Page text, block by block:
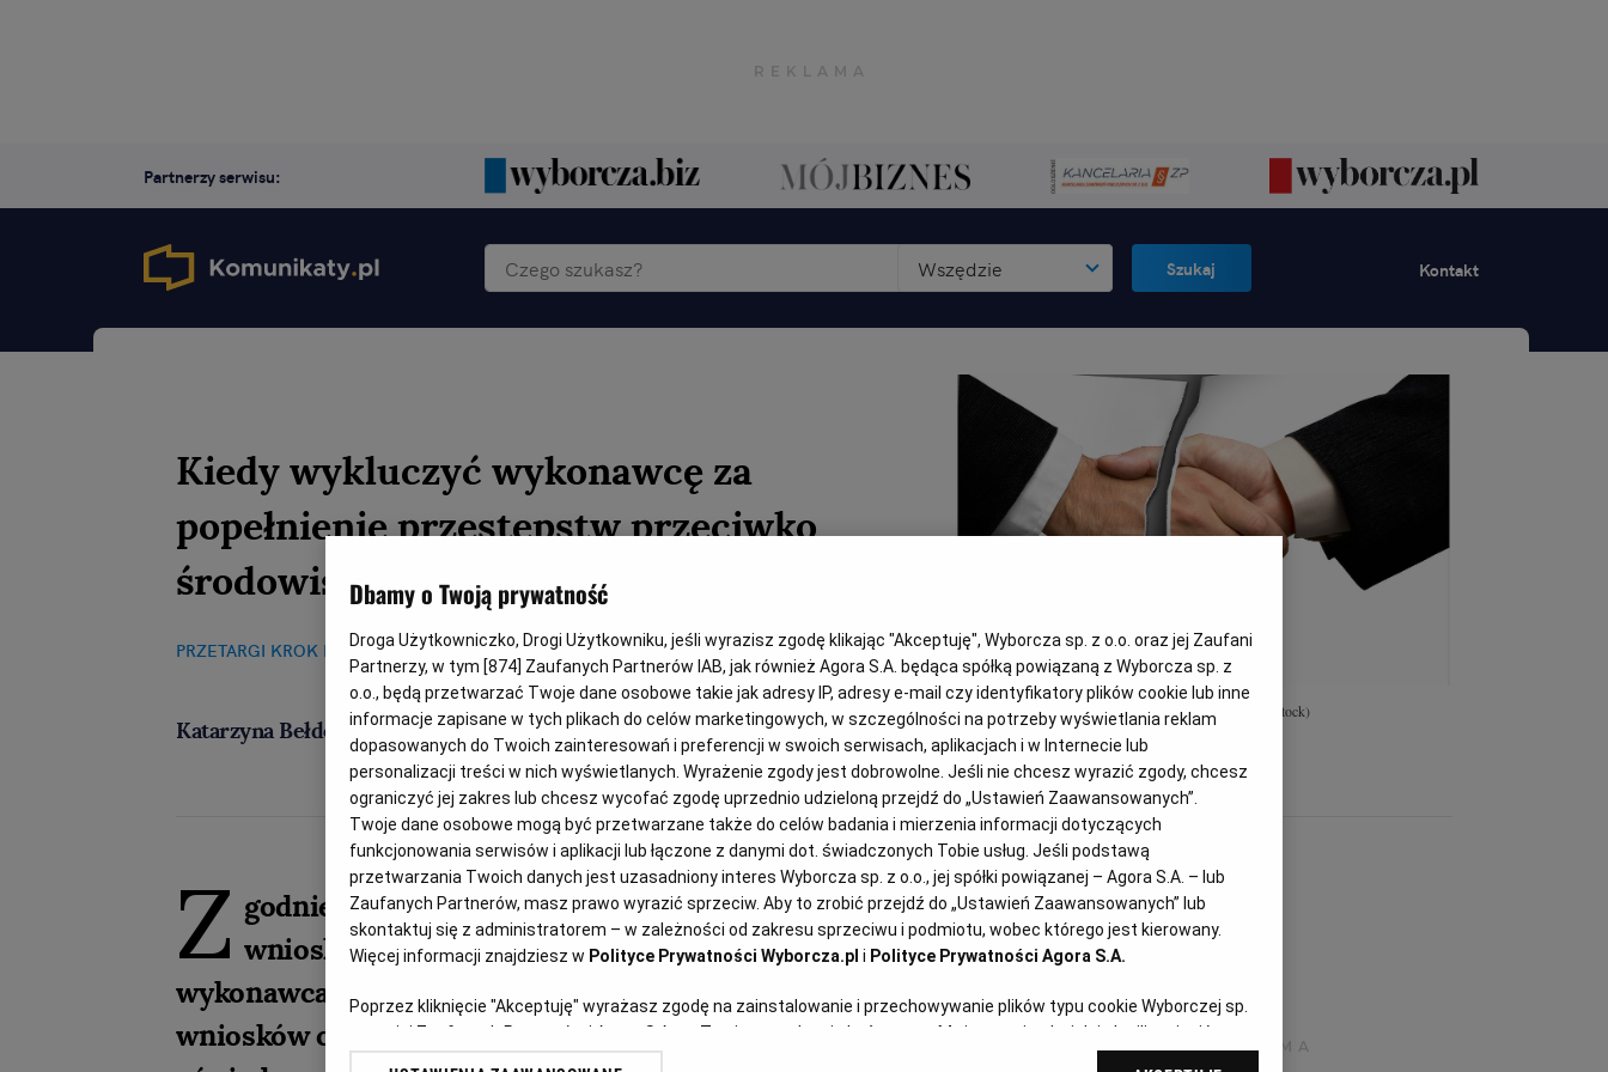
Partnerzy serwisu:
Wszędzie Szukaj Kontakt
Kiedy wykluczyć wykonawcę za
popełnienie przestępstw przeciwko
środowisku, prawu pracy i socjalnemu?
PRZETARGI KROK PO KROKU 17.12.2020, 08:00
Katarzyna Bełdowska
Wykluczenie wykonawcy z postępowania (fot.Shutterstock)
Z godnie z art. 25a ust. 2 ustawy Pzp, do oferty lub
wniosku o dopuszczenie do udziału w postępowaniu
wykonawca dołącza aktualne na dzień składania ofert lub
wniosków o dopuszczenie do udziału w postępowaniu
Dbamy o Twoją prywatność
Droga Użytkowniczko, Drogi Użytkowniku, jeśli wyrazisz zgodę klikając "Akceptuję", Wyborcza sp. z o.o. oraz jej Zaufani
Partnerzy, w tym [874] Zaufanych Partnerów IAB, jak również Agora S.A. będąca spółką powiązaną z Wyborcza sp. z
o.o., będą przetwarzać Twoje dane osobowe takie jak adresy IP, adresy e-mail czy identyfikatory plików cookie lub inne
informacje zapisane w tych plikach do celów marketingowych, w szczególności na potrzeby wyświetlania reklam
dopasowanych do Twoich zainteresowań i preferencji w swoich serwisach, aplikacjach i w Internecie lub
personalizacji treści w nich wyświetlanych. Wyrażenie zgody jest dobrowolne. Jeśli nie chcesz wyrazić zgody, chcesz
ograniczyć jej zakres lub chcesz wycofać zgodę uprzednio udzieloną przejdź do „Ustawień Zaawansowanych”.
Twoje dane osobowe mogą być przetwarzane także do celów badania i mierzenia informacji dotyczących
funkcjonowania serwisów i aplikacji lub łączone z danymi dot. świadczonych Tobie usług. Jeśli podstawą
przetwarzania Twoich danych jest uzasadniony interes Wyborcza sp. z o.o., jej spółki powiązanej – Agora S.A. – lub
Zaufanych Partnerów, masz prawo wyrazić sprzeciw. Aby to zrobić przejdź do „Ustawień Zaawansowanych” lub
skontaktuj się z administratorem – w zależności od zakresu sprzeciwu i podmiotu, wobec którego jest kierowany.
Więcej informacji znajdziesz w Polityce Prywatności Wyborcza.pl i Polityce Prywatności Agora S.A.
Poprzez kliknięcie "Akceptuję" wyrażasz zgodę na zainstalowanie i przechowywanie plików typu cookie Wyborczej sp.
z o. o. jej Zaufanych Partnerów i Agora S.A. na Twoim urządzeniu końcowym. Możesz też w każdej chwili zmienić
swoje preferencje dot. plików cookie, ponownie wywołując narzędzie do zarządzania Twoimi preferencjami dot.